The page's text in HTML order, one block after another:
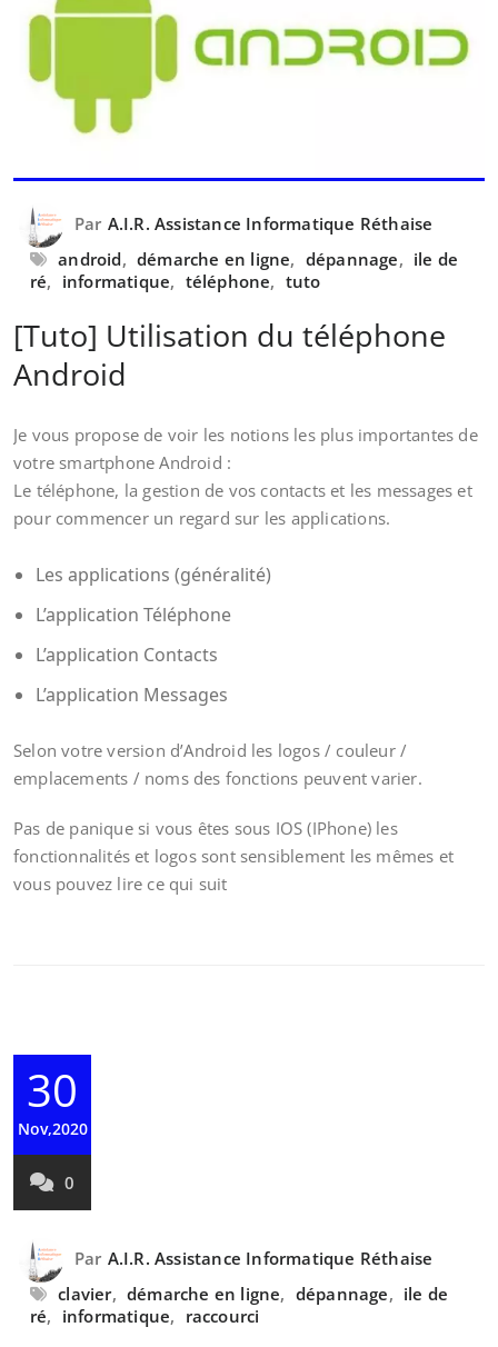
Par A.I.R. Assistance Informatique Réthaise
android, démarche en ligne, dépannage, ile de
ré, informatique, téléphone, tuto
[Tuto] Utilisation du téléphone
Android
Je vous propose de voir les notions les plus importantes de
votre smartphone Android :
Le téléphone, la gestion de vos contacts et les messages et
pour commencer un regard sur les applications.
Les applications (généralité)
L’application Téléphone
L’application Contacts
L’application Messages
Selon votre version d’Android les logos / couleur /
emplacements / noms des fonctions peuvent varier.
Pas de panique si vous êtes sous IOS (IPhone) les
fonctionnalités et logos sont sensiblement les mêmes et
vous pouvez lire ce qui suit
30
Nov,2020
0
Par A.I.R. Assistance Informatique Réthaise
clavier, démarche en ligne, dépannage, ile de
ré, informatique, raccourci